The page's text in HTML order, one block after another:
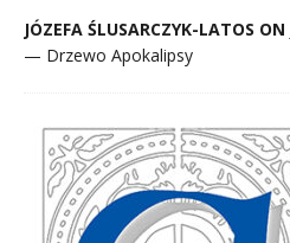
JÓZEFA ŚLUSARCZYK-LATOS ON
— Drzewo Apokalipsy